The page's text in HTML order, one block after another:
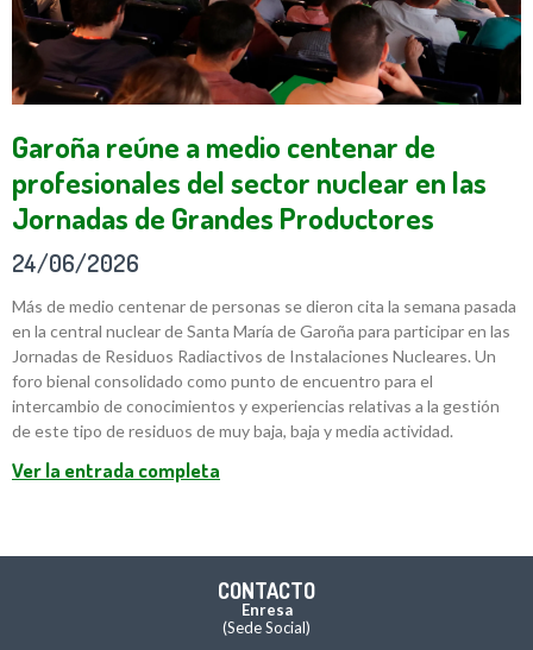
Garoña reúne a medio centenar de
profesionales del sector nuclear en las
Jornadas de Grandes Productores
24/06/2026
Más de medio centenar de personas se dieron cita la semana pasada
en la central nuclear de Santa María de Garoña para participar en las
Jornadas de Residuos Radiactivos de Instalaciones Nucleares. Un
foro bienal consolidado como punto de encuentro para el
intercambio de conocimientos y experiencias relativas a la gestión
de este tipo de residuos de muy baja, baja y media actividad.
Ver la entrada completa
CONTACTO
Enresa
(Sede Social)